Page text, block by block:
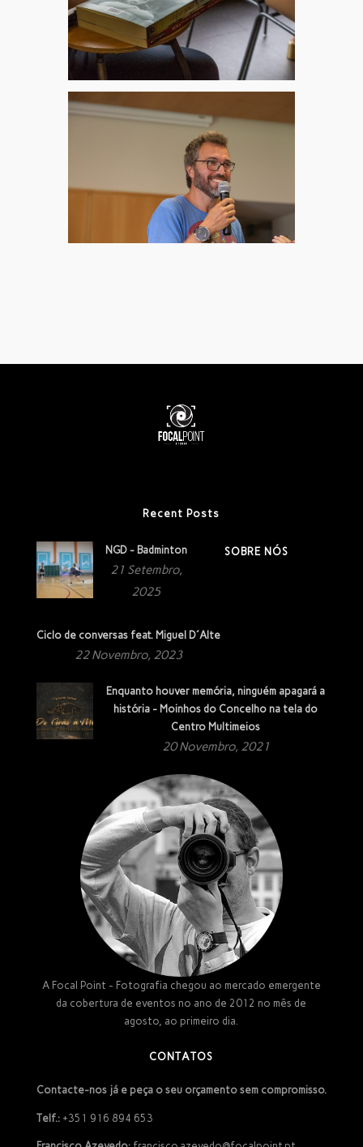
Recent Posts
NGD - Badminton
21 Setembro,
2025
Ciclo de conversas feat. Miguel D´Alte
22 Novembro, 2023
Enquanto houver memória, ninguém apagará a
história - Moinhos do Concelho na tela do
Centro Multimeios
20 Novembro, 2021
SOBRE NÓS
A Focal Point - Fotografia chegou ao mercado emergente
da cobertura de eventos no ano de 2012 no mês de
agosto, ao primeiro dia.
CONTATOS
Contacte-nos já e peça o seu orçamento sem compromisso.
Telf.:+351 916 894 653